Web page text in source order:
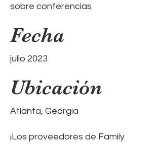
sobre conferencias
Fecha
julio 2023
Ubicación
Atlanta, Georgia
¡Los proveedores de Family